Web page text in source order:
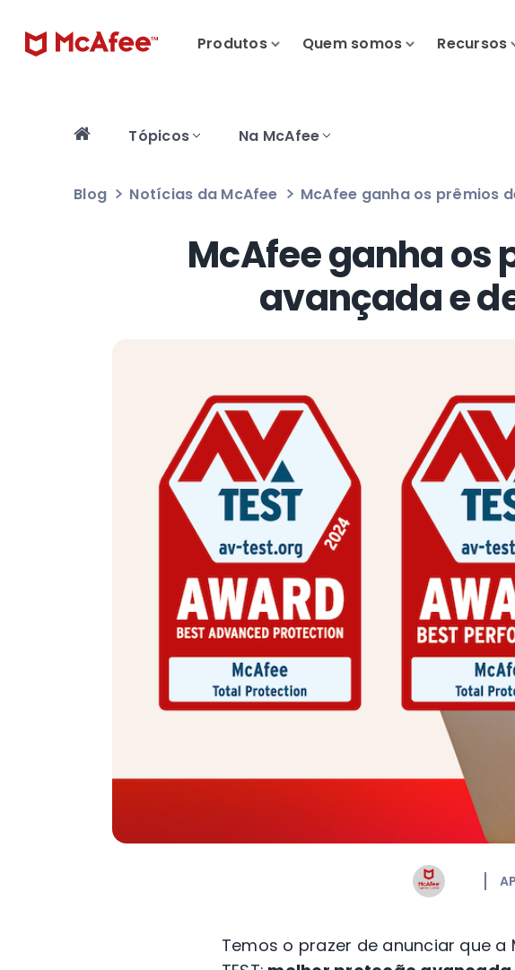
Produtos Quem somos Recursos
Tópicos Na McAfee
Blog Notícias da McAfee McAfee ganha os prêmios
McAfee ganha os
avançada e
Temos o prazer de anunciar que